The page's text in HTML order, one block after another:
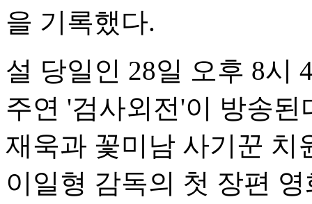
을 기록했다.
설 당일인 28일 오후 8시
주연 '검사외전'이 방송
재욱과 꽃미남 사기꾼 치
이일형 감독의 첫 장편